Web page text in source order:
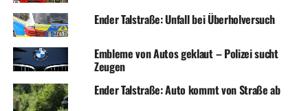
Ender Talstraße: Unfall bei Überholversuch
Embleme von Autos geklaut – Polizei sucht
Zeugen
Ender Talstraße: Auto kommt von Straße ab